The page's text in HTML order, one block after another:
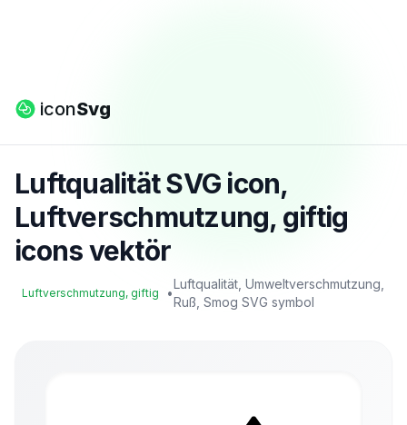
iconSvg
Luftqualität SVG icon,
Luftverschmutzung, giftig
icons vektör
Luftverschmutzung, giftig •
Luftqualität, Umweltverschmutzung,
Ruß, Smog SVG symbol